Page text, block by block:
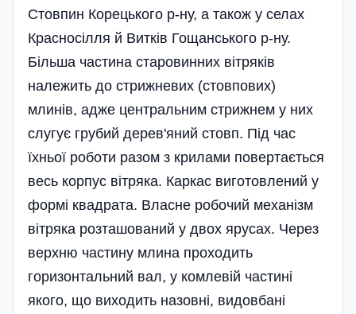
Стовпин Корецького р-ну, а також у селах
Красносілля й Витків Гощанського р-ну.
Більша частина старовинних вітряків
належить до стрижневих (стовпових)
млинів, адже центральним стрижнем у них
слугує грубий дерев'яний стовп. Під час
їхньої роботи разом з крилами повертається
весь корпус вітряка. Каркас виготовлений у
формі квадрата. Власне робочий механізм
вітряка розташований у двох ярусах. Через
верхню частину млина проходить
горизонтальний вал, у комлевій частині
якого, що виходить назовні, видовбані